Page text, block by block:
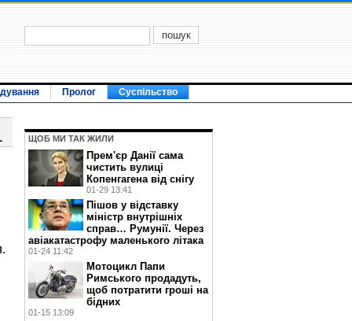
Пролог Суспільство
ЩОБ МИ ТАК ЖИЛИ
Прем'єр Данії сама
чистить вулиці
Копенгагена від снігу
01-29 13:41
Пішов у відставку
міністр внутрішніх
справ… Румунії. Через
авіакатастрофу маленького літака
01-24 11:42
Мотоцикл Папи
Римського продадуть,
щоб потратити гроші на
бідних
01-15 13:09